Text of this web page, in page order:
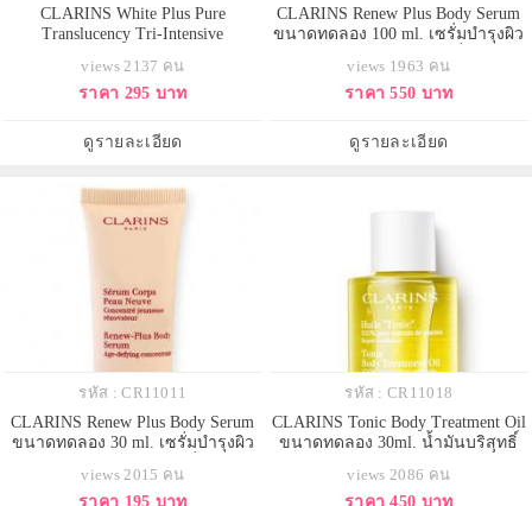
CLARINS White Plus Pure
Translucency Tri-Intensive
10ml. เซรั่มบำรุงผิวหน้าล้ำหน้าที่สุด
กับนวัตกรรมการดูแลที่ช่วยให้ผิวใส
เนียน ไร้ร่องรอย เปล่งปลั่งอมชมพู
อย่างมีสุขภาพดี
views 2137 คน
ราคา 295 บาท
ดูรายละเอียด
CLARINS Renew Plus Body Serum
ขนาดทดลอง 100 ml. เซรั่มบำรุงผิว
เซลล์ผิว เผยผิวเนียนกระจ่างใสของ
ผิวเกิดใหม่ Clarins Renew-Plus Body
ส่วนผสมจาด Pre-Ratinal วิตามิน A
บริสุทธิ์ พร้อมข
views 1963 คน
ราคา 550 บาท
ดูรายละเอียด
รหัส : CR11011
CLARINS Renew Plus Body Serum
ขนาดทดลอง 30 ml. เซรั่มบำรุงผิว
เซลล์ผิว เผยผิวเนียนกระจ่างใสของ
views 2015 คน
ราคา 195 บาท
รหัส : CR11018
CLARINS Tonic Body Treatment Oil
ขนาดทดลอง 30ml. น้ำมันบริสุทธิ์
ดีที่สุดของคลาแรงส์ ช่วยให้ผิว
views 2086 คน
ราคา 450 บาท